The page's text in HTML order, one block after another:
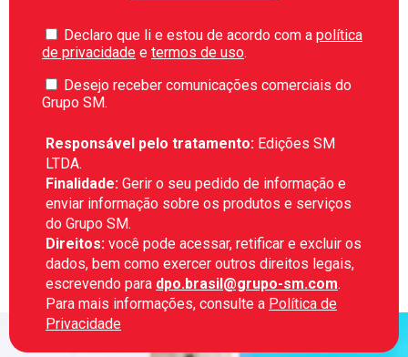
Declaro que li e estou de acordo com a política
de privacidade e termos de uso.
Desejo receber comunicações comerciais do
Grupo SM.
Responsável pelo tratamento: Edições SM
LTDA.
Finalidade: Gerir o seu pedido de informação e
enviar informação sobre os produtos e serviços
do Grupo SM.
Direitos: você pode acessar, retificar e excluir os
dados, bem como exercer outros direitos legais,
escrevendo para dpo.brasil@grupo-sm.com.
Para mais informações, consulte a Política de
Privacidade